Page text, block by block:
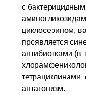
с
циклосерином,
проявляется
антибиотками (в
антагонизм.